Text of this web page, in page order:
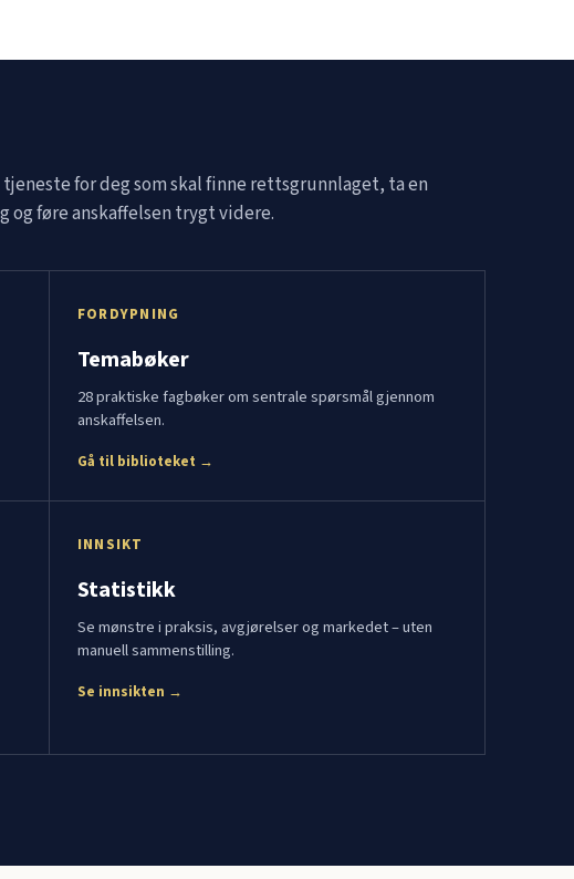
tjeneste for deg som skal finne rettsgrunnlaget, ta en
og føre anskaffelsen trygt videre.
FORDYPNING
Temabøker
28 praktiske fagbøker om sentrale spørsmål gjennom
anskaffelsen.
Gå til biblioteket →
INNSIKT
Statistikk
Se mønstre i praksis, avgjørelser og markedet – uten
manuell sammenstilling.
Se innsikten →